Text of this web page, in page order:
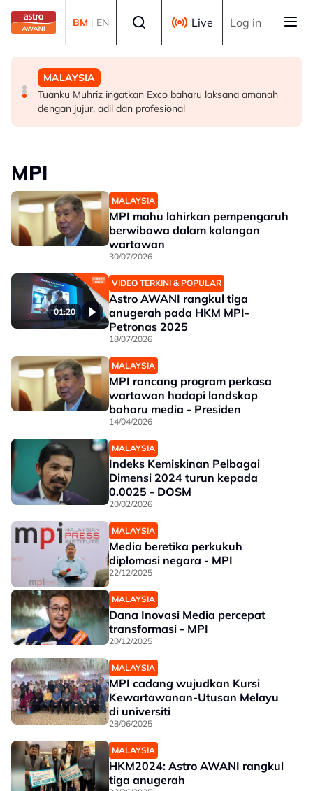
Skip to main content
BM | EN Live Log in
POLITIK
PRU16: Kedudukan PH dijangka mengukuh, jajaran BN-
PN pula berliku - Penganalisis
DUNIA
Lapangan Terbang Soekarno-Hatta rekod lebih 300 kes
dadah tahun ini
MALAYSIA
Tuanku Muhriz ingatkan Exco baharu laksana amanah
dengan jujur, adil dan profesional
MPI
MALAYSIA
MPI mahu lahirkan pempengaruh
berwibawa dalam kalangan
wartawan
30/07/2026
01:20
VIDEO TERKINI & POPULAR
Astro AWANI rangkul tiga
anugerah pada HKM MPI-
Petronas 2025
18/07/2026
MALAYSIA
MPI rancang program perkasa
wartawan hadapi landskap
baharu media - Presiden
14/04/2026
MALAYSIA
Indeks Kemiskinan Pelbagai
Dimensi 2024 turun kepada
0.0025 - DOSM
20/02/2026
MALAYSIA
Media beretika perkukuh
diplomasi negara - MPI
22/12/2025
MALAYSIA
Dana Inovasi Media percepat
transformasi - MPI
20/12/2025
MALAYSIA
MPI cadang wujudkan Kursi
Kewartawanan-Utusan Melayu
di universiti
28/06/2025
MALAYSIA
HKM2024: Astro AWANI rangkul
tiga anugerah